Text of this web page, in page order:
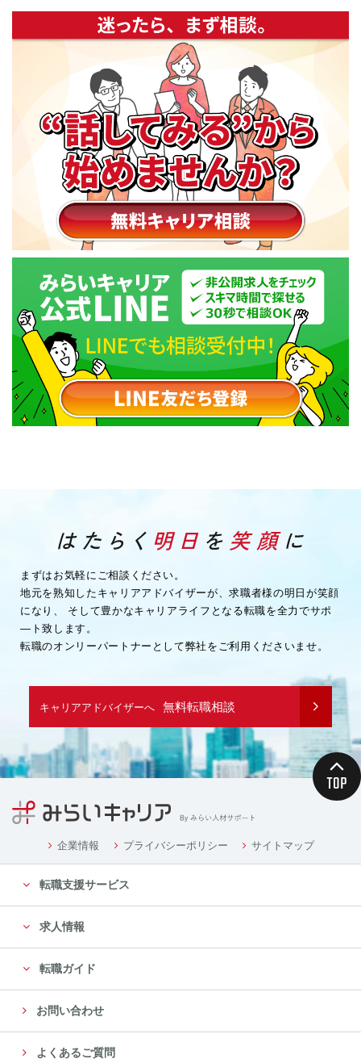
まずはお気軽にご相談ください。
地元を熟知したキャリアアドバイザーが、求職者様の明日が笑顔
になり、
そして豊かなキャリアライフとなる転職を全力でサポ
―ト致します。
転職のオンリーパートナーとして弊社をご利用くださいませ。
キャリアアドバイザーへ 無料転職相談
企業情報 プライバシーポリシー サイトマップ
転職支援サービス
求人情報
転職ガイド
お問い合わせ
よくあるご質問